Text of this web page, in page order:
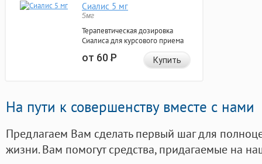
Сиалис 5 мг
5мг
Терапевтическая дозировка
Сиалиса для курсового приема
от 60Р Купить
На пути к совершенству вместе с нами
Предлагаем Вам сделать первый шаг для
жизни. Вам помогут средства, придагаемые на